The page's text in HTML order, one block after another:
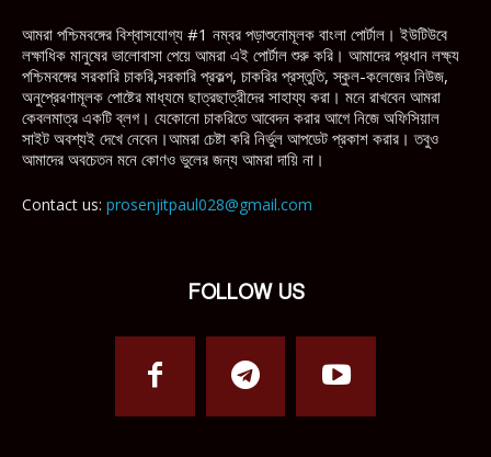
আমরা পশ্চিমবঙ্গের বিশ্বাসযোগ্য #1 নম্বর পড়াশুনোমূলক বাংলা পোর্টাল। ইউটিউবে
লক্ষাধিক মানুষের ভালোবাসা পেয়ে আমরা এই পোর্টাল শুরু করি। আমাদের প্রধান লক্ষ্য
পশ্চিমবঙ্গের সরকারি চাকরি,সরকারি প্রকল্প, চাকরির প্রস্তুতি, স্কুল-কলেজের নিউজ,
অনুপ্রেরণামূলক পোষ্টের মাধ্যমে ছাত্রছাত্রীদের সাহায্য করা। মনে রাখবেন আমরা
কেবলমাত্র একটি ব্লগ। যেকোনো চাকরিতে আবেদন করার আগে নিজে অফিসিয়াল
সাইট অবশ্যই দেখে নেবেন।আমরা চেষ্টা করি নির্ভুল আপডেট প্রকাশ করার। তবুও
আমাদের অবচেতন মনে কোণও ভুলের জন্য আমরা দায়ি না।
Contact us: prosenjitpaul028@gmail.com
FOLLOW US